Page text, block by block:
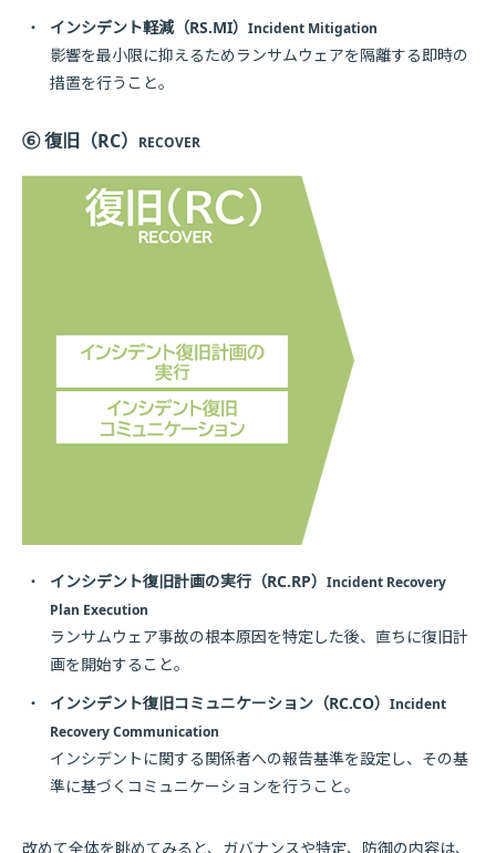
・
インシデント軽減（RS.MI） Incident Mitigation
影響を最小限に抑えるためランサムウェアを隔離する即時の
措置を行うこと。
⑥ 復旧（RC） RECOVER
・ インシデント復旧計画の実行（RC.RP） Incident Recovery
Plan Execution
ランサムウェア事故の根本原因を特定した後、直ちに復旧計
画を開始すること。
・
インシデント復旧コミュニケーション（RC.CO） Incident
Recovery Communication
インシデントに関する関係者への報告基準を設定し、その基
準に基づくコミュニケーションを行うこと。
改めて全体を眺めてみると、ガバナンスや特定、防御の内容は、